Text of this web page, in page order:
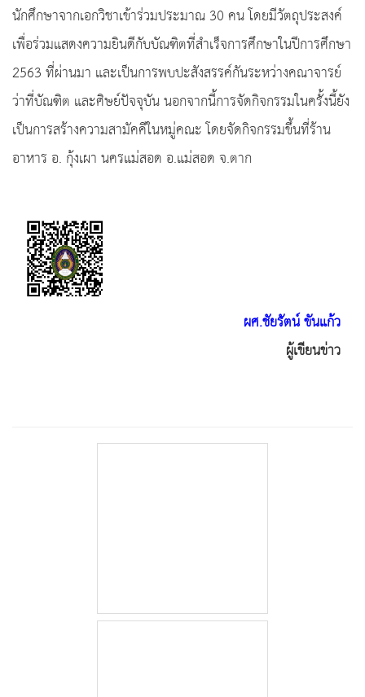
นักศึกษาจากเอกวิชาเข้าร่วมประมาณ 30 คน โดยมีวัตถุประสงค์
เพื่อร่วมแสดงความยินดีกับบัณฑิตที่สำเร็จการศึกษาในปีการศึกษา
2563 ที่ผ่านมา และเป็นการพบปะสังสรรค์กันระหว่างคณาจารย์
ว่าที่บัณฑิต และศิษย์ปัจจุบัน นอกจากนี้การจัดกิจกรรมในครั้งนี้ยัง
เป็นการสร้างความสามัคคีในหมู่คณะ โดยจัดกิจกรรมขึ้นที่ร้าน
อาหาร อ. กุ้งเผา นครแม่สอด อ.แม่สอด จ.ตาก
ผศ.ชัยรัตน์ ขันแก้ว
ผู้เขียนข่าว